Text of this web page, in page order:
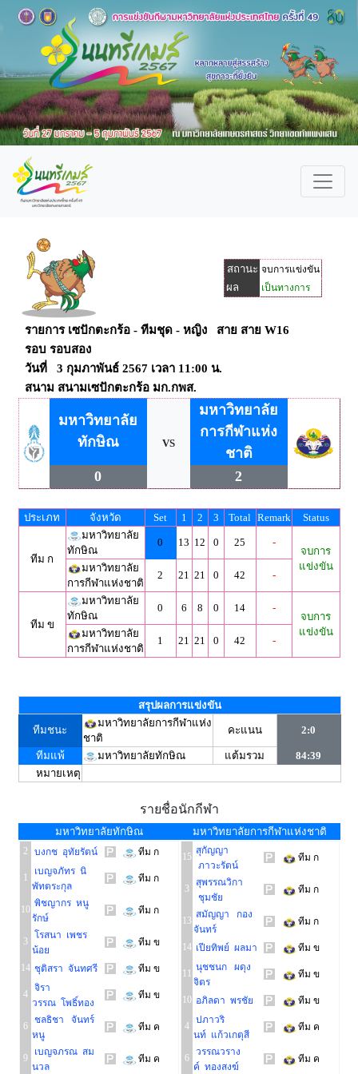
สถานะ จบการแข่งขัน
ผล เป็นทางการ
รายการ เซปักตะกร้อ - ทีมชุด - หญิง สาย สาย W16
รอบ รอบสอง
วันที่ 3 กุมภาพันธ์ 2567 เวลา 11:00 น.
สนาม สนามเซปักตะกร้อ มก.กพส.
มหาวิทยาลัย
ทักษิณ
VS
มหาวิทยาลัย
การกีฬาแห่ง
ชาติ
0
2
ประเภท จังหวัด Set 1 2 3 Total Remark Status
ทีม ก
มหาวิทยาลัย
ทักษิณ
0 13 12 0 25 -
จบการ
แข่งขัน
มหาวิทยาลัย
การกีฬาแห่งชาติ
2 21 21 0 42 -
ทีม ข
มหาวิทยาลัย
ทักษิณ
0 6 8 0 14 -
จบการ
แข่งขัน
มหาวิทยาลัย
การกีฬาแห่งชาติ
1 21 21 0 42 -
สรุปผลการแข่งขัน
ทีมชนะ
มหาวิทยาลัยการกีฬาแห่ง
ชาติ
คะแนน 2:0
ทีมแพ้ มหาวิทยาลัยทักษิณ แต้มรวม
84:39
หมายเหตุ
รายชื่อนักกีฬา
มหาวิทยาลัยทักษิณ มหาวิทยาลัยการกีฬาแห่งชาติ
2 บงกช อุทัยรัตน์ ทีม ก
1
เบญจภัทร นิ
พัทตระกุล
ทีม ก
10
พิชญากร หนู
รักษ์
ทีม ก
3
โรสนา เพชร
น้อย
ทีม ข
14 ชุติสรา จันทศรี ทีม ข
4
จิรา
วรรณ โพธิ์ทอง
ทีม ข
6
ชลธิชา จันทร์
หนู
ทีม ค
9
เบญจภรณ สม
นวล
ทีม ค
15
สุกัญญา
ภาวะรัตน์
ทีม ก
3
สุพรรณวิกา
ชุมชัย
ทีม ก
13
สมัญญา กอง
จันทร์
ทีม ก
14 เปียทิพย์ ผลมา ทีม ข
11
นุชชนก ผดุง
จิตร
ทีม ข
10 อภิลดา พรชัย ทีม ข
4
ปภาวริ
นท์ แก้วเกตุสี
ทีม ค
6
วรรณวราง
ค์ ทองสงฆ์
ทีม ค